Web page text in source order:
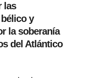
las
y
la soberanía
del Atlántico